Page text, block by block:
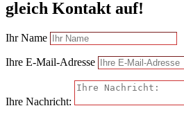
gleich Kontakt auf!
Ihr Name
Ihre E-Mail-Adresse
Ihre Nachricht: